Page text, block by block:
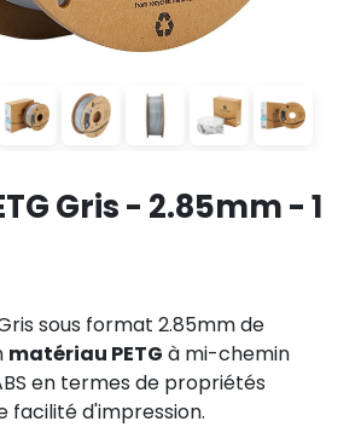
Gris - 2.85mm - 1
sous format 2.85mm de
matériau PETG à mi-chemin
en termes de propriétés
facilité d'impression.